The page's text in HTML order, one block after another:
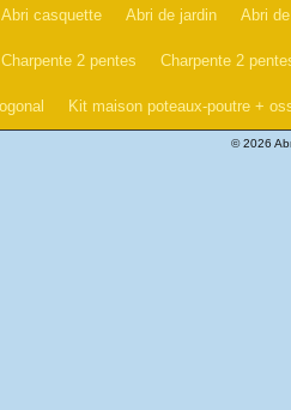
Abri casquette Abri de jardin Abri
Charpente 2 pentes Charpente 2
Kit maison poteaux-poutre +
© 2026